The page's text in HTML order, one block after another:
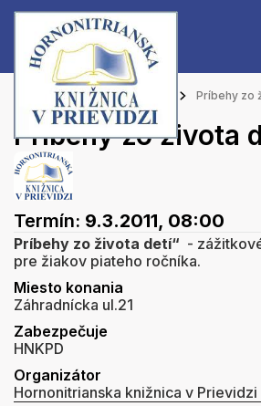
Hlavná stránka Podujatia Príbehy zo
Príbehy zo života
Termín: 9.3.2011, 08:00
Príbehy zo života detí“ -
pre žiakov piateho ročníka.
Miesto konania
Záhradnícka ul.21
Zabezpečuje
HNKPD
Organizátor
Hornonitrianska knižnica v Prievidzi